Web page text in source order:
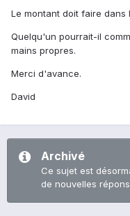
Le montant doit faire dans
Quelqu'un pourrait-il
mains propres.
Merci d'avance.
David
Archivé
Ce sujet est
de nouvelles